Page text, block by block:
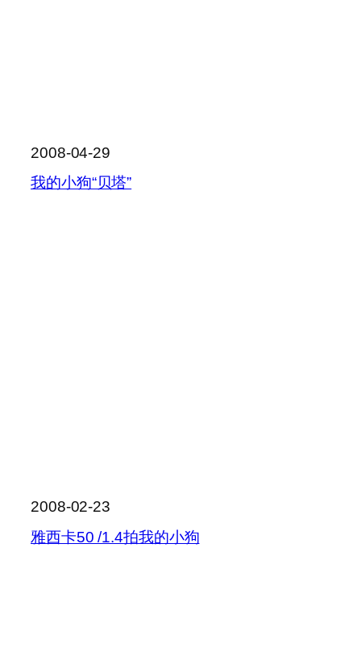
2008-04-29
我的小狗“贝塔”
2008-02-23
雅西卡50 /1.4拍我的小狗